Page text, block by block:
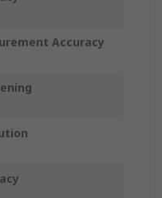
Accuracy